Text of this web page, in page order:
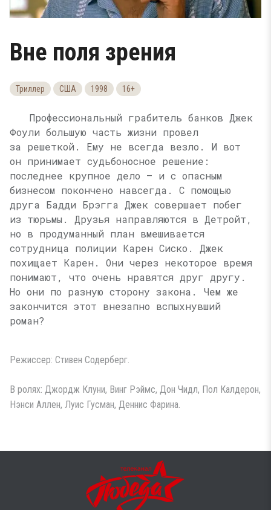
Вне поля зрения
Триллер США 1998 16+
Профессиональный грабитель банков Джек
Фоули большую часть жизни провел
за решеткой. Ему не всегда везло. И вот
он принимает судьбоносное решение:
последнее крупное дело — и с опасным
бизнесом покончено навсегда. С помощью
друга Бадди Брэгга Джек совершает побег
из тюрьмы. Друзья направляются в Детройт,
но в продуманный план вмешивается
сотрудница полиции Карен Сиско. Джек
похищает Карен. Они через некоторое время
понимают, что очень нравятся друг другу.
Но они по разную сторону закона. Чем же
закончится этот внезапно вспыхнувший
роман?
Режиссер: Стивен Содерберг.
В ролях: Джордж Клуни, Винг Рэймс, Дон Чидл, Пол Калдерон,
Нэнси Аллен, Луис Гусман, Деннис Фарина.